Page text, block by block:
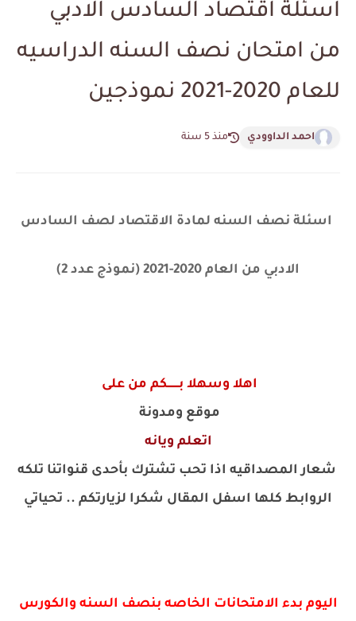
اسئلة اقتصاد السادس الادبي
من امتحان نصف السنه الدراسيه
للعام 2020-2021 نموذجين
احمد الداوودي منذ 5 سنة
اسئلة نصف السنه لمادة الاقتصاد لصف السادس
الادبي من العام 2020-2021 (نموذج عدد 2)
اهلا وسهلا بـــــــكم من على
موقع ومدونة
اتعلم ويانه
شعار المصداقيه اذا تحب تشترك بأحدى قنواتنا تلكه
الروابط كلها اسفل المقال شكرا لزيارتكم .. تحياتي
اليوم بدء الامتحانات الخاصه بنصف السنه والكورس